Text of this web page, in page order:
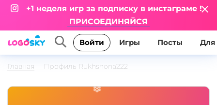
+1 неделя игр за подписку в инстаграме !
ПРИСОЕДИНЯЙСЯ
Игры Посты Для
Войти
Главная Профиль Rukhshona222